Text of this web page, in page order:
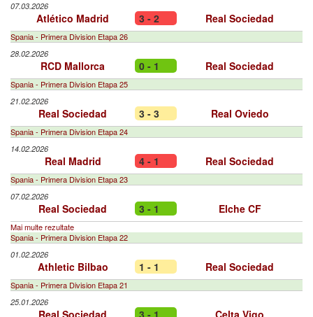
07.03.2026
Atlético Madrid 3 - 2 Real Sociedad
Spania - Primera Division Etapa 26
28.02.2026
RCD Mallorca 0 - 1 Real Sociedad
Spania - Primera Division Etapa 25
21.02.2026
Real Sociedad 3 - 3 Real Oviedo
Spania - Primera Division Etapa 24
14.02.2026
Real Madrid 4 - 1 Real Sociedad
Spania - Primera Division Etapa 23
07.02.2026
Real Sociedad 3 - 1 Elche CF
Mai multe rezultate
Spania - Primera Division Etapa 22
01.02.2026
Athletic Bilbao 1 - 1 Real Sociedad
Spania - Primera Division Etapa 21
25.01.2026
Real Sociedad 3 - 1 Celta Vigo